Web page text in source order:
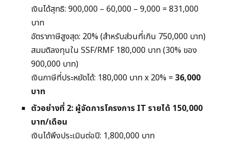
เงินได้สุทธิ: 900,000 – 60,000 – 9,000 = 831,000
บาท
อัตราภาษีสูงสุด: 20% (สำหรับส่วนที่เกิน 750,000 บาท)
สมมติลงทุนใน SSF/RMF 180,000 บาท (30% ของ
900,000 บาท)
เงินภาษีที่ประหยัดได้: 180,000 บาท x 20% = 36,000
บาท
ตัวอย่างที่ 2: ผู้จัดการโครงการ IT รายได้ 150,000
บาท/เดือน
เงินได้พึงประเมินต่อปี: 1,800,000 บาท